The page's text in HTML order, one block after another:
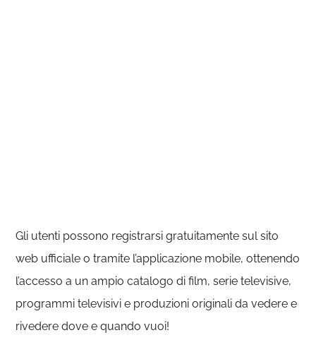
Gli utenti possono registrarsi gratuitamente sul sito
web ufficiale o tramite l’applicazione mobile, ottenendo
l’accesso a un ampio catalogo di film, serie televisive,
programmi televisivi e produzioni originali da vedere e
rivedere dove e quando vuoi!